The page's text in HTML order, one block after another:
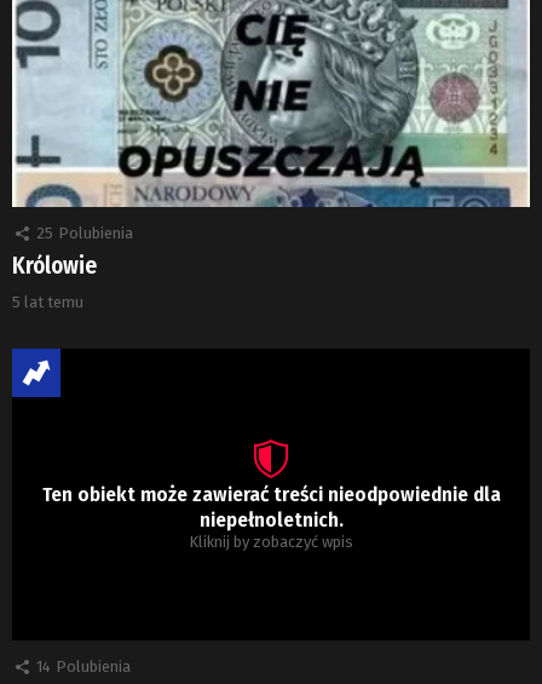
25 Polubienia
Królowie
5 lat temu
Ten obiekt może zawierać treści nieodpowiednie dla
niepełnoletnich.
Kliknij by zobaczyć wpis
14 Polubienia